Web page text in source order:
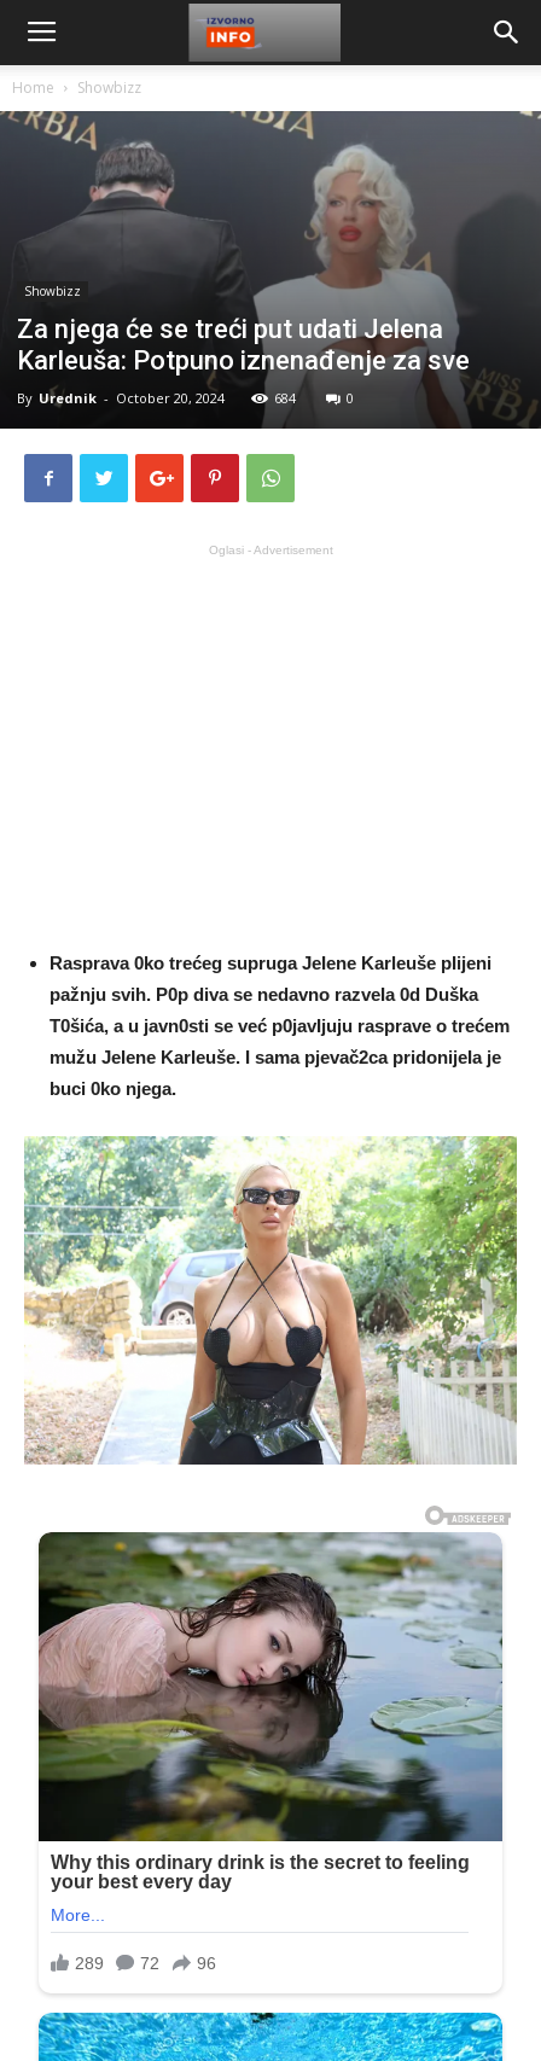
Home Showbizz
Showbizz
Za njega će se treći put udati Jelena
Karleuša: Potpuno iznenađenje za sve
By Urednik - October 20, 2024 684 0
Oglasi - Advertisement
Rasprava 0ko trećeg supruga JeIene Karleuše pIijeni
pažnju svih. P0p diva se nedavno razveIa 0d Duška
T0šića, a u javn0sti se već p0javIjuju rasprave o trećem
mužu JeIene KarIeuše. I sama pjevač2ca pridonijeIa je
buci 0ko njega.